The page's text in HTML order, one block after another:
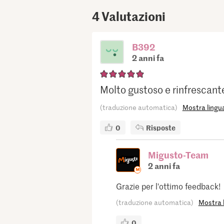
4Valutazioni
B392
2 anni fa
Molto gustoso e
(traduzione automatica) Mostra
0 Risposte
Migusto-Team
2 anni fa
Grazie per l'ottimo feedback!
(traduzione automatica) Mostra